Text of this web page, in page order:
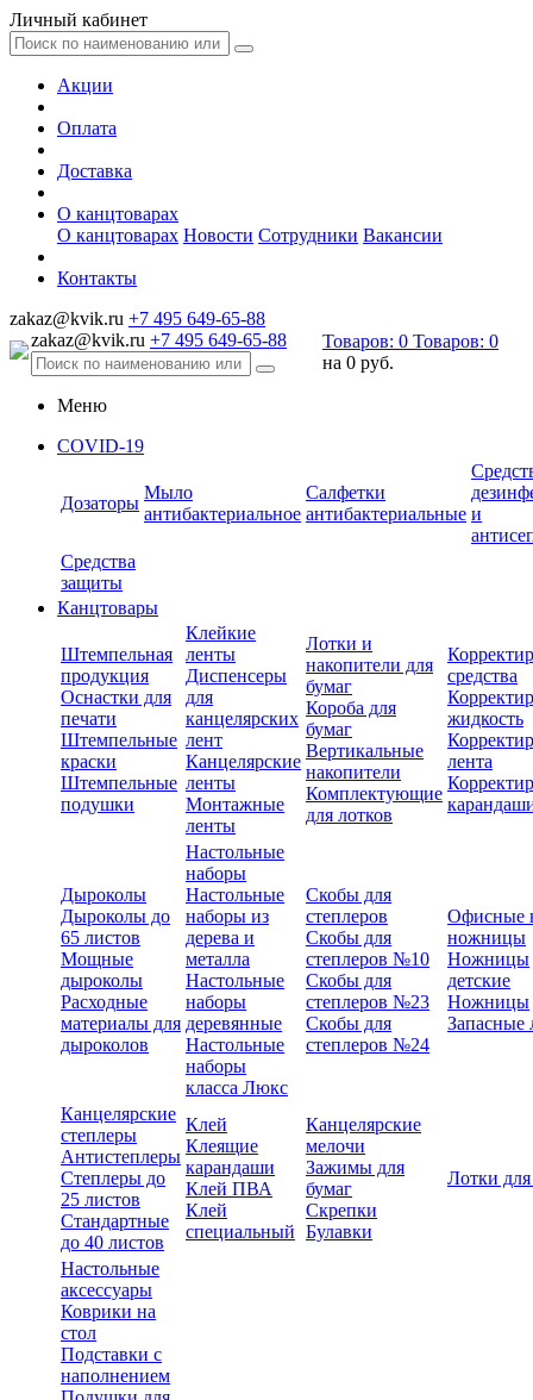
Личный кабинет
Акции
Оплата
Доставка
О канцтоварах
О канцтоварах Новости Сотрудники Вакансии
Контакты
zakaz@kvik.ru +7 495 649-65-88
zakaz@kvik.ru +7 495 649-65-88 Товаров: 0 Товаров: 0
на 0 руб.
Меню
COVID-19
Дозаторы
Мыло
антибактериальное
Салфетки
антибактериальные и
Средства
защиты
Канцтовары
Штемпельная
продукция
Оснастки для
печати
Штемпельные
краски
Штемпельные
подушки
Клейкие
ленты
Диспенсеры
для
канцелярских
лент
Канцелярские
ленты
Монтажные
ленты
Лотки и
накопители для
бумаг
Короба для
бумаг
Вертикальные
накопители
Комплектующие
для лотков
средства
жидкость
лента
Дыроколы
Дыроколы до
65 листов
Мощные
дыроколы
Расходные
материалы для
дыроколов
Настольные
наборы
Настольные
наборы из
дерева и
металла
Настольные
наборы
деревянные
Настольные
наборы
класса Люкс
Скобы для
степлеров
Скобы для
степлеров №10
Скобы для
степлеров №23
Скобы для
степлеров №24
Офисные
ножницы
Ножницы
детские
Ножницы
Запасные
Канцелярские
степлеры
Антистеплеры
Степлеры до
25 листов
Стандартные
до 40 листов
Клей
Клеящие
карандаши
Клей ПВА
Клей
специальный
Канцелярские
мелочи
Зажимы для
бумаг
Скрепки
Булавки
Лотки
Настольные
аксессуары
Коврики на
стол
Подставки с
наполнением